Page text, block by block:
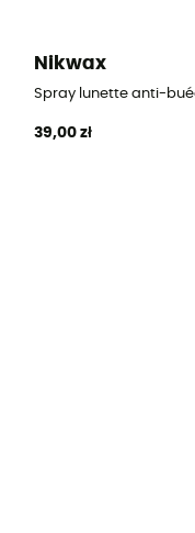
Nikwax
Spray lunette anti-
39,00 zł